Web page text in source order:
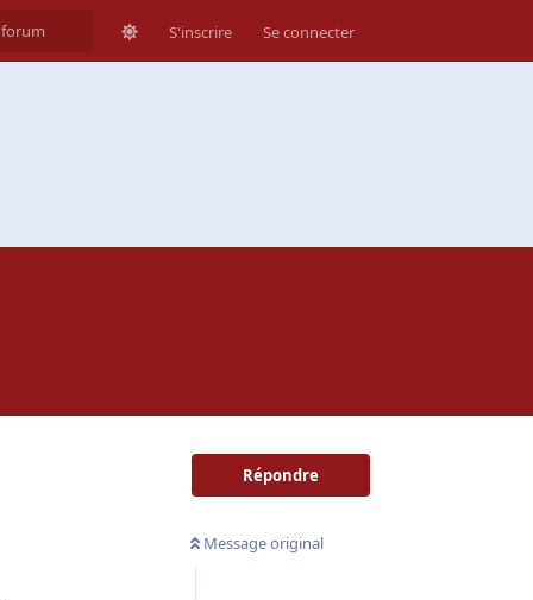
S'inscrire Se connecter
Répondre
Message original